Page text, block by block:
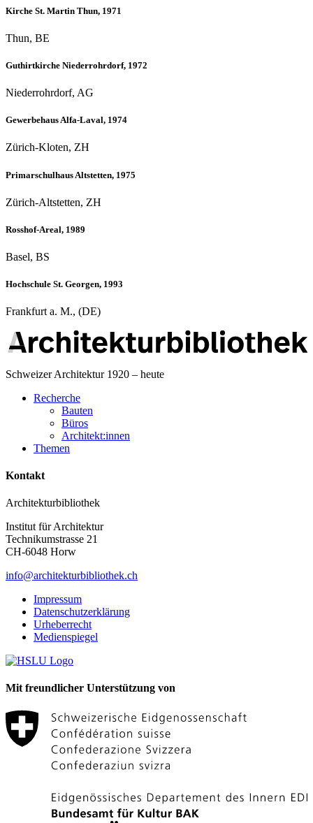
Kirche St. Martin Thun, 1971
Thun, BE
Guthirtkirche Niederrohrdorf, 1972
Niederrohrdorf, AG
Gewerbehaus Alfa-Laval, 1974
Zürich-Kloten, ZH
Primarschulhaus Altstetten, 1975
Zürich-Altstetten, ZH
Rosshof-Areal, 1989
Basel, BS
Hochschule St. Georgen, 1993
Frankfurt a. M., (DE)
Schweizer Architektur 1920 – heute
Recherche
Bauten
Büros
Architekt:innen
Themen
Kontakt
Architekturbibliothek
Institut für Architektur
Technikumstrasse 21
CH-6048 Horw
info@architekturbibliothek.ch
Impressum
Datenschutzerklärung
Urheberrecht
Medienspiegel
Mit freundlicher Unterstützung von